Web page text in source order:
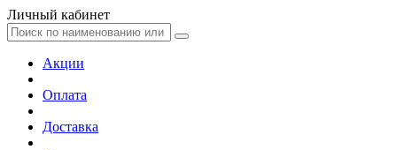
Личный кабинет
Акции
Оплата
Доставка